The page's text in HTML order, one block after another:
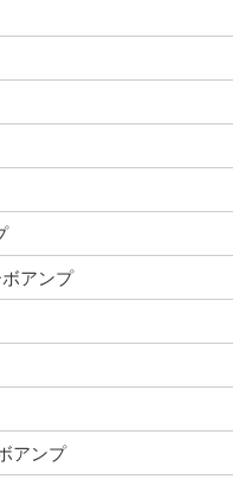
アンプ
アンプ